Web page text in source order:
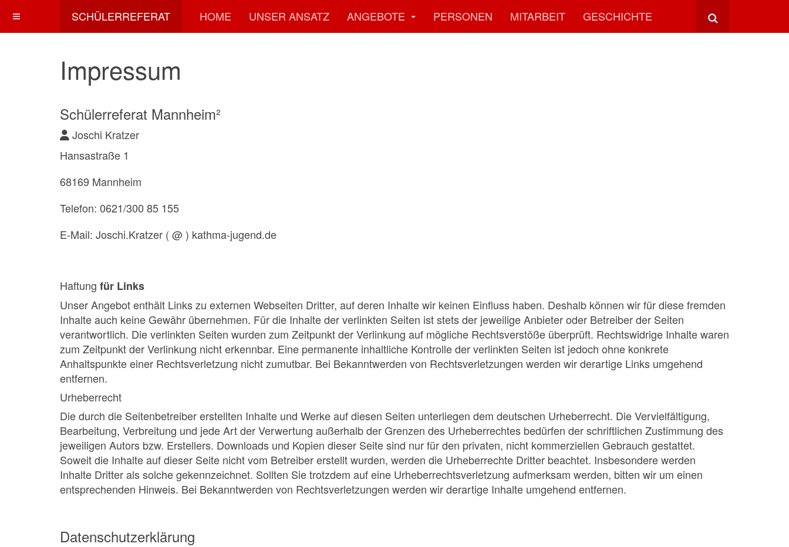
SCHÜLERREFERAT HOME UNSER ANSATZ ANGEBOTE PERSONEN MITARBEIT GESCHICHTE
Impressum
Schülerreferat Mannheim²
Joschi Kratzer
Hansastraße 1
68169 Mannheim
Telefon: 0621/300 85 155
E-Mail: Joschi.Kratzer ( @ ) kathma-jugend.de
Haftung für Links
Unser Angebot enthält Links zu externen Webseiten Dritter, auf deren Inhalte wir keinen Einfluss haben. Deshalb können wir für diese fremden
Inhalte auch keine Gewähr übernehmen. Für die Inhalte der verlinkten Seiten ist stets der jeweilige Anbieter oder Betreiber der Seiten
verantwortlich. Die verlinkten Seiten wurden zum Zeitpunkt der Verlinkung auf mögliche Rechtsverstöße überprüft. Rechtswidrige Inhalte waren
zum Zeitpunkt der Verlinkung nicht erkennbar. Eine permanente inhaltliche Kontrolle der verlinkten Seiten ist jedoch ohne konkrete
Anhaltspunkte einer Rechtsverletzung nicht zumutbar. Bei Bekanntwerden von Rechtsverletzungen werden wir derartige Links umgehend
entfernen.
Urheberrecht
Die durch die Seitenbetreiber erstellten Inhalte und Werke auf diesen Seiten unterliegen dem deutschen Urheberrecht. Die Vervielfältigung,
Bearbeitung, Verbreitung und jede Art der Verwertung außerhalb der Grenzen des Urheberrechtes bedürfen der schriftlichen Zustimmung des
jeweiligen Autors bzw. Erstellers. Downloads und Kopien dieser Seite sind nur für den privaten, nicht kommerziellen Gebrauch gestattet.
Soweit die Inhalte auf dieser Seite nicht vom Betreiber erstellt wurden, werden die Urheberrechte Dritter beachtet. Insbesondere werden
Inhalte Dritter als solche gekennzeichnet. Sollten Sie trotzdem auf eine Urheberrechtsverletzung aufmerksam werden, bitten wir um einen
entsprechenden Hinweis. Bei Bekanntwerden von Rechtsverletzungen werden wir derartige Inhalte umgehend entfernen.
Datenschutzerklärung